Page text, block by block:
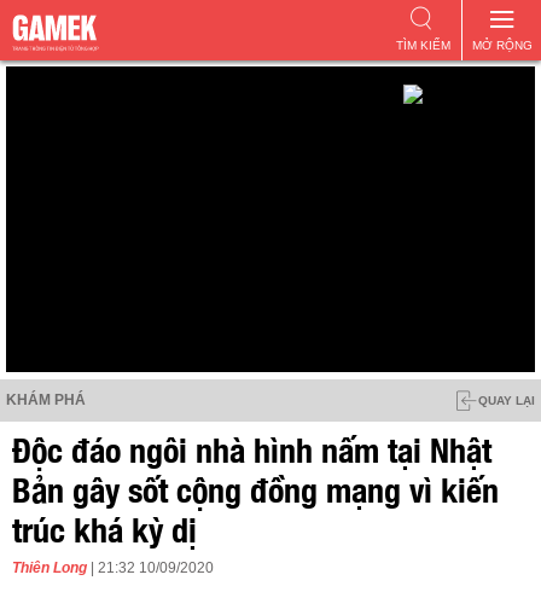
MỞ RỘNG
TÌM KIẾM
KHÁM PHÁ QUAY LẠI
Độc đáo ngôi nhà hình nấm tại Nhật
Bản gây sốt cộng đồng mạng vì kiến
trúc khá kỳ dị
Thiên Long | 21:32 10/09/2020